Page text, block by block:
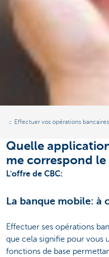
Effectuer vos opérations
Quelle
me correspond le
L'offre de CBC:
La banque mobile: à
Effectuer ses opérations
que cela signifie pour vous
fonctions de base